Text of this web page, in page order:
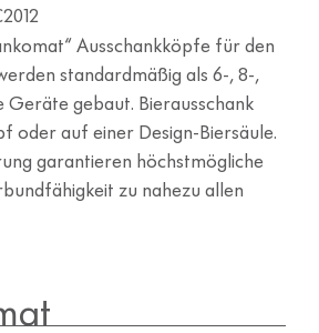
Ausschankköpfe für den
standardmäßig als 6-, 8-,
Geräte gebaut. Bierausschank
oder auf einer Design-Biersäule.
garantieren höchstmögliche
zu nahezu allen